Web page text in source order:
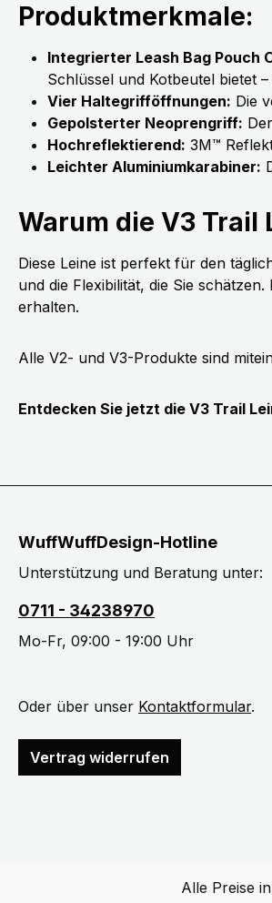
Produktmerkmale:
Integrierter Leash Bag Pouch
Schlüssel und Kotbeutel bietet
Vier Haltegrifföffnungen: Die
Gepolsterter Neoprengriff:
Hochreflektierend: 3M™
Leichter Aluminiumkarabiner:
Warum die V3 Trail
Diese Leine ist perfekt für den
und die Flexibilität, die Sie
erhalten.
Alle V2- und V3-Produkte sind
Entdecken Sie jetzt die V3 Trail
WuffWuffDesign-Hotline
Unterstützung und Beratung unter:
0711 - 34238970
Mo-Fr, 09:00 - 19:00 Uhr
Oder über unser Kontaktformular.
Vertrag widerrufen
Alle Preise